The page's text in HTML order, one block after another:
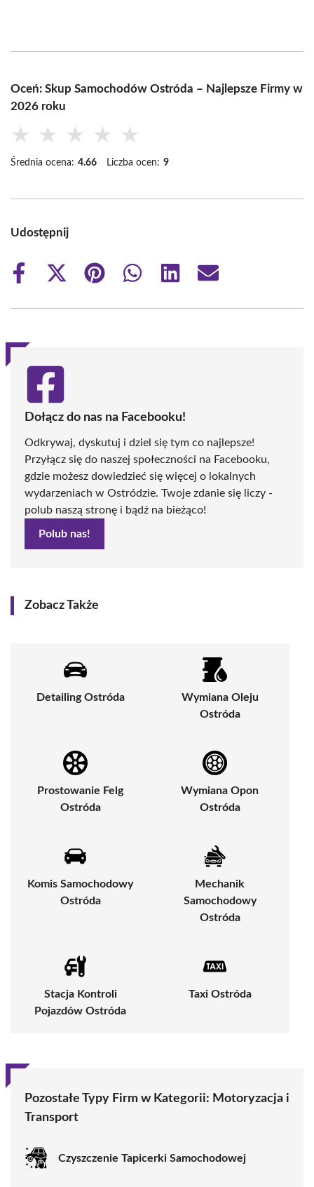
Oceń: Skup Samochodów Ostróda – Najlepsze Firmy w
2026 roku
★ ★ ★ ★ ★
Średnia ocena: 4.66 Liczba ocen: 9
Udostępnij
Share
Share
(Twitter)
Share
Share
Share
Share
Dołącz do nas na Facebooku!
Odkrywaj, dyskutuj i dziel się tym co najlepsze!
Przyłącz się do naszej społeczności na Facebooku,
gdzie możesz dowiedzieć się więcej o lokalnych
wydarzeniach w Ostródzie. Twoje zdanie się liczy -
polub naszą stronę i bądź na bieżąco!
Polub nas!
Zobacz Także
Detailing Ostróda
Wymiana Oleju
Ostróda
Prostowanie Felg
Ostróda
Wymiana Opon
Ostróda
Komis Samochodowy
Ostróda
Mechanik
Samochodowy
Ostróda
Stacja Kontroli
Pojazdów Ostróda
Taxi Ostróda
Pozostałe Typy Firm w Kategorii: Motoryzacja i
Transport
Czyszczenie Tapicerki Samochodowej